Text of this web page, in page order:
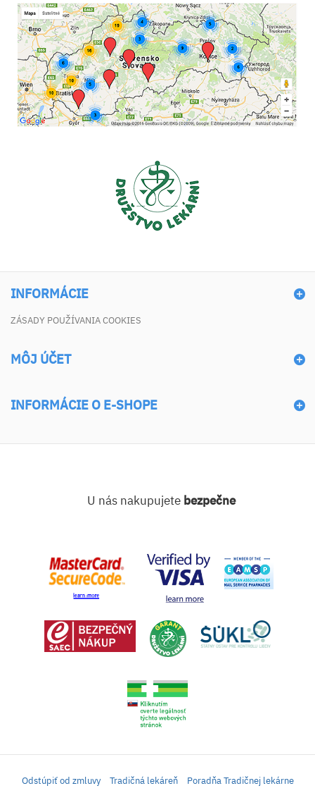
INFORMÁCIE
ZÁSADY POUŽÍVANIA COOKIES
MÔJ ÚČET
INFORMÁCIE O E-SHOPE
U nás nakupujete bezpečne
Odstúpiť od zmluvy Tradičná lekáreň Poradňa Tradičnej lekárne